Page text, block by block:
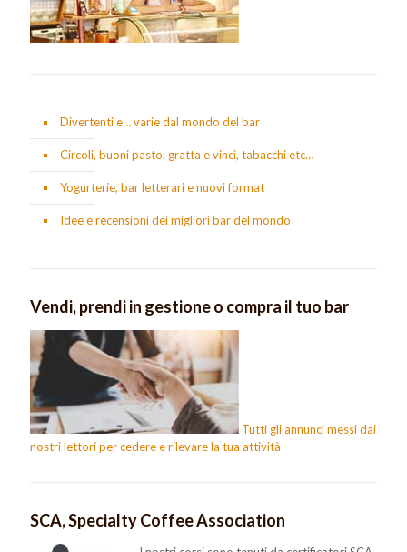
Divertenti e… varie dal mondo del bar
Circoli, buoni pasto, gratta e vinci, tabacchi etc…
Yogurterie, bar letterari e nuovi format
Idee e recensioni dei migliori bar del mondo
Vendi, prendi in gestione o compra il tuo bar
Tutti gli annunci messi dai
nostri lettori per cedere e rilevare la tua attività
SCA, Specialty Coffee Association